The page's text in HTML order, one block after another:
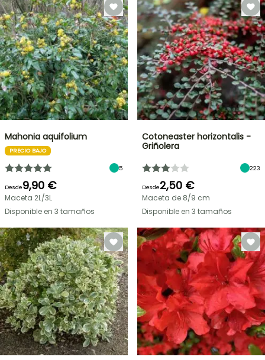
Mahonia aquifolium
PRECIO BAJO
5
Desde9,90 €
Maceta 2L/3L
Disponible en 3 tamaños
Cotoneaster horizontalis -
Griñolera
223
Desde2,50 €
Maceta de 8/9 cm
Disponible en 3 tamaños